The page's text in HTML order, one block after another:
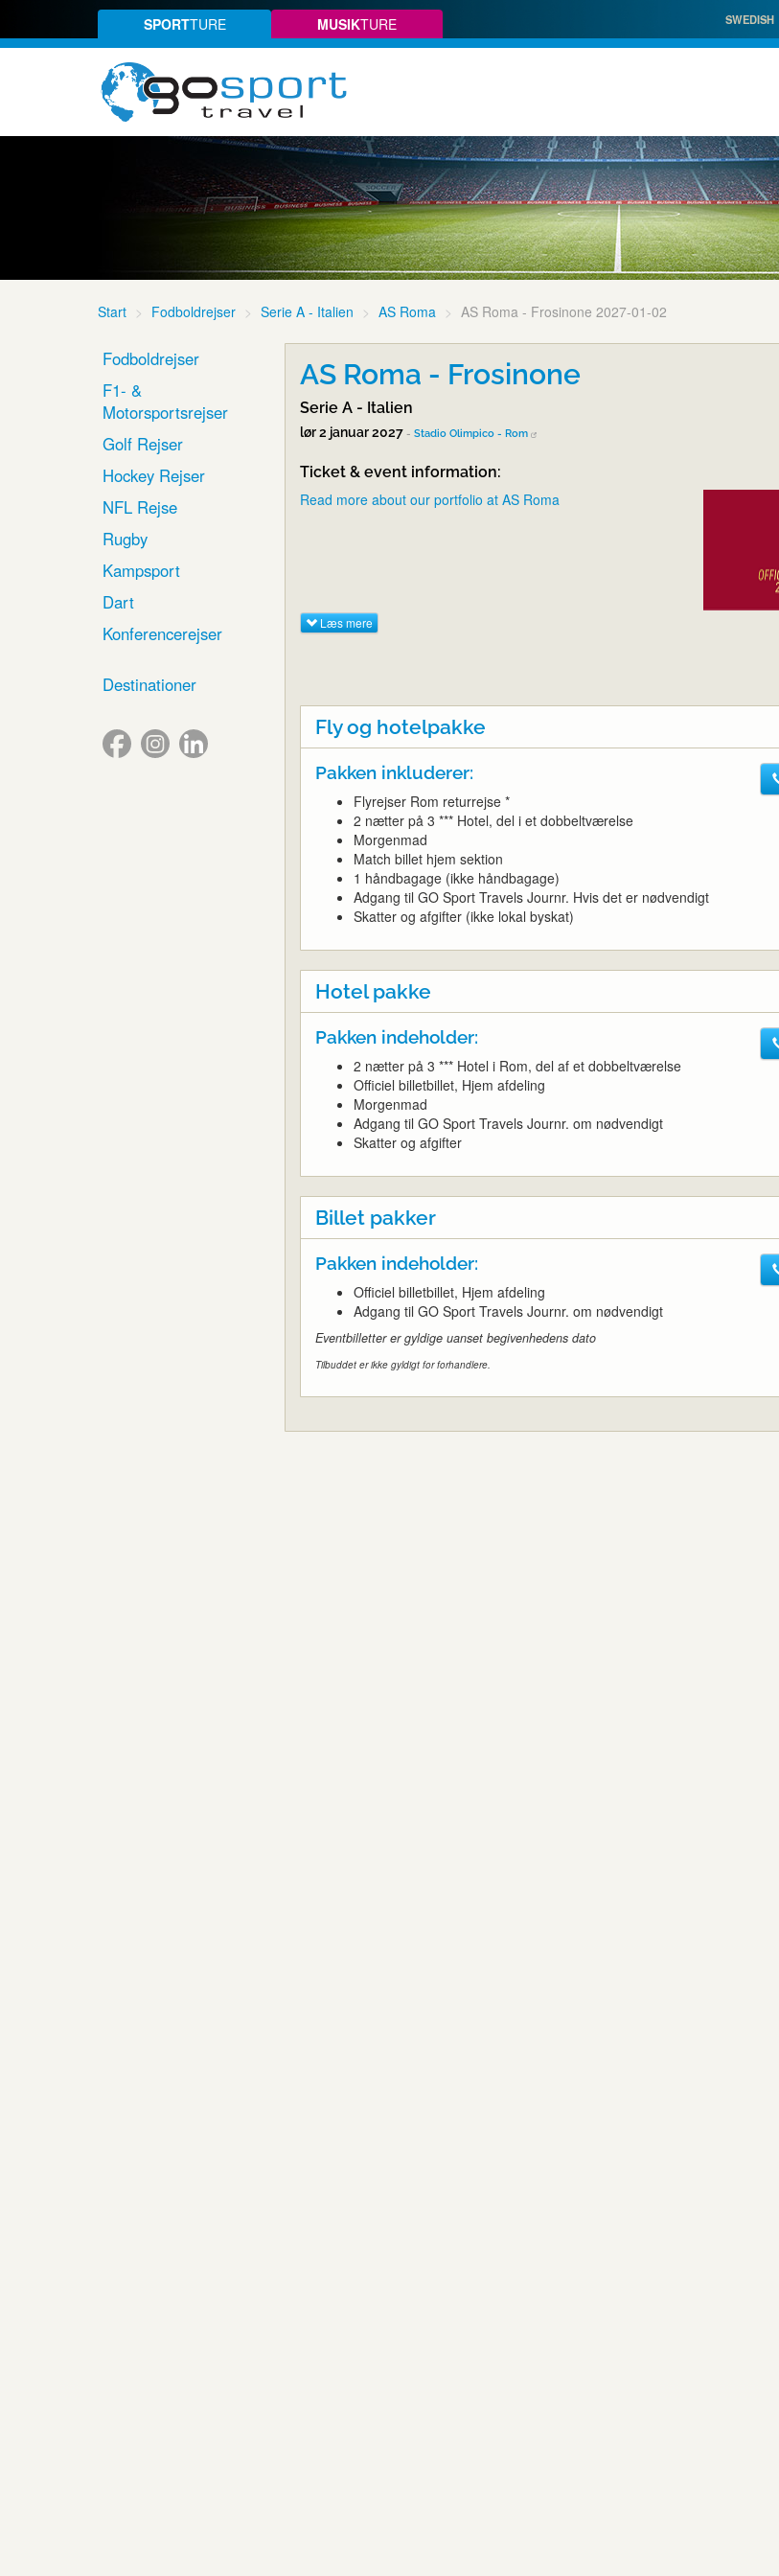
SPORTTURE MUSIKTURE SWEDISH
Start Fodboldrejser Serie A - Italien AS Roma AS Roma - Frosinone 2027-01-02
Fodboldrejser
F1- &
Motorsportsrejser
Golf Rejser
Hockey Rejser
NFL Rejse
Rugby
Kampsport
Dart
Konferencerejser
Destinationer
AS Roma - Frosinone
Serie A - Italien
lør 2 januar 2027 - Stadio Olimpico - Rom
Ticket & event information:
Read more about our portfolio at AS Roma
Læs mere
Fly og hotelpakke
Pakken inkluderer:
Flyrejser Rom returrejse *
2 nætter på 3 *** Hotel, del i et dobbeltværelse
Morgenmad
Match billet hjem sektion
1 håndbagage (ikke håndbagage)
Adgang til GO Sport Travels Journr. Hvis det er nødvendigt
Skatter og afgifter (ikke lokal byskat)
Hotel pakke
Pakken indeholder:
2 nætter på 3 *** Hotel i Rom, del af et dobbeltværelse
Officiel billetbillet, Hjem afdeling
Morgenmad
Adgang til GO Sport Travels Journr. om nødvendigt
Skatter og afgifter
Billet pakker
Pakken indeholder:
Officiel billetbillet, Hjem afdeling
Adgang til GO Sport Travels Journr. om nødvendigt
Eventbilletter er gyldige uanset begivenhedens dato
Tilbuddet er ikke gyldigt for forhandlere.